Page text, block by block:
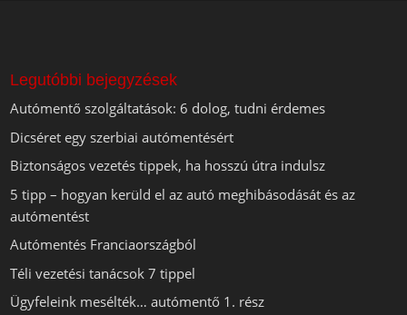
Legutóbbi bejegyzések
Autómentő szolgáltatások: 6 dolog, tudni érdemes
Dicséret egy szerbiai autómentésért
Biztonságos vezetés tippek, ha hosszú útra indulsz
5 tipp – hogyan kerüld el az autó meghibásodását és az
autómentést
Autómentés Franciaországból
Téli vezetési tanácsok 7 tippel
Ügyfeleink mesélték… autómentő 1. rész